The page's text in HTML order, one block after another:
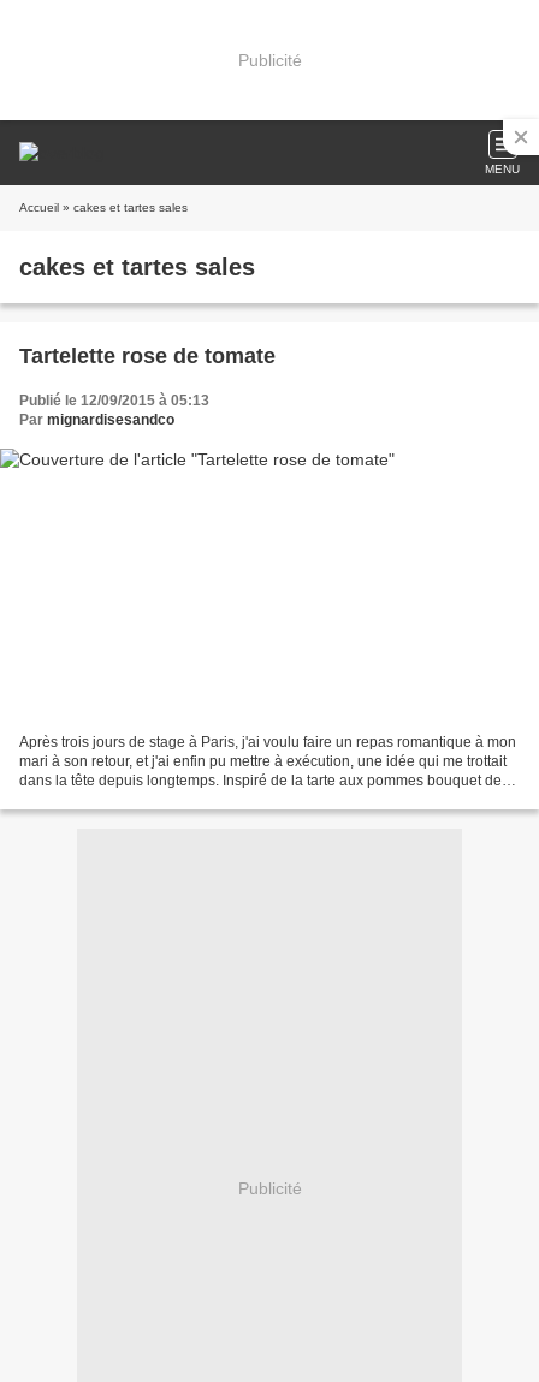
Publicité
MENU
Accueil » cakes et tartes sales
cakes et tartes sales
Tartelette rose de tomate
Publié le 12/09/2015 à 05:13
Par mignardisesandco
Après trois jours de stage à Paris, j'ai voulu faire un repas romantique à mon
mari à son retour, et j'ai enfin pu mettre à exécution, une idée qui me trottait
dans la tête depuis longtemps. Inspiré de la tarte aux pommes bouquet de
Publicité